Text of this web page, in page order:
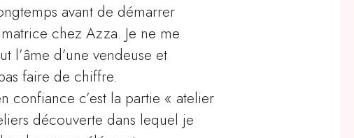
avant de démarrer
chez Azza. Je ne me
l’âme d’une vendeuse et
faire de chiffre.
confiance c’est la partie « atelier
découverte dans lequel je